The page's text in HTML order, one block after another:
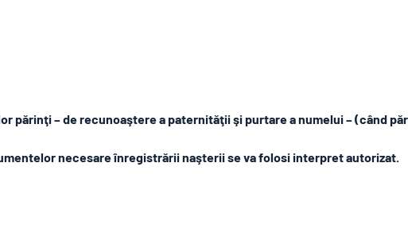
părinţi – de recunoaştere a paternităţii şi purtare a numelui – (când
necesare înregistrării naşterii se va folosi interpret autorizat.